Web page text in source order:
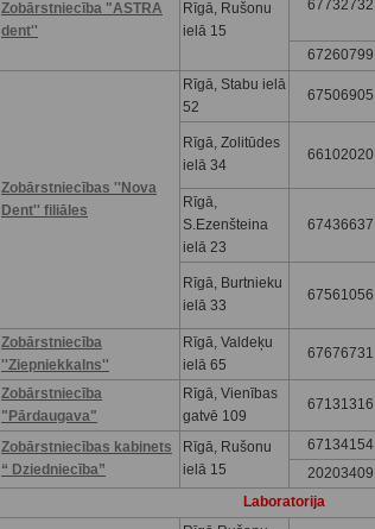
Zobārstniecība "ASTRA
dent''
Rīgā, Rušonu
ielā 15
67732732
67260799
Zobārstniecības ''Nova
Dent'' filiāles
Rīgā, Stabu ielā
52
67506905
Rīgā, Zolitūdes
ielā 34
66102020
Rīgā,
S.Ezenšteina
ielā 23
67436637
Rīgā, Burtnieku
ielā 33
67561056
Zobārstniecība
''Ziepniekkalns''
Rīgā, Valdeķu
ielā 65
67676731
Zobārstniecība
"Pārdaugava"
Rīgā, Vienības
gatvē 109
67131316
Zobārstniecības kabinets
“ Dziedniecība”
Rīgā, Rušonu
ielā 15
67134154
20203409
Laboratorija